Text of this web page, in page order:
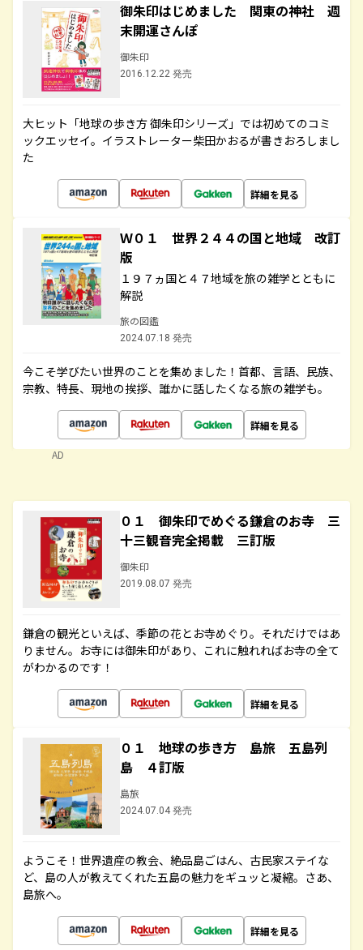
御朱印はじめました 関東の神社 週
末開運さんぽ
御朱印
2016.12.22 発売
大ヒット「地球の歩き方 御朱印シリーズ」では初めてのコミ
ックエッセイ。イラストレーター柴田かおるが書きおろしまし
た
詳細を見る
Ｗ０１ 世界２４４の国と地域 改訂
版
１９７ヵ国と４７地域を旅の雑学とともに
解説
旅の図鑑
2024.07.18 発売
今こそ学びたい世界のことを集めました！首都、言語、民族、
宗教、特長、現地の挨拶、誰かに話したくなる旅の雑学も。
詳細を見る
AD
０１ 御朱印でめぐる鎌倉のお寺 三
十三観音完全掲載 三訂版
御朱印
2019.08.07 発売
鎌倉の観光といえば、季節の花とお寺めぐり。それだけではあ
りません。お寺には御朱印があり、これに触れればお寺の全て
がわかるのです！
詳細を見る
０１ 地球の歩き方 島旅 五島列
島 ４訂版
島旅
2024.07.04 発売
ようこそ！世界遺産の教会、絶品島ごはん、古民家ステイな
ど、島の人が教えてくれた五島の魅力をギュッと凝縮。さあ、
島旅へ。
詳細を見る